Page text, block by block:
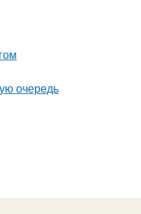
очередь